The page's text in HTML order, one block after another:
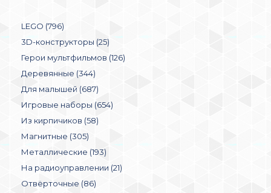
LEGO (796)
3D-конструкторы (25)
Герои мультфильмов (126)
Деревянные (344)
Для малышей (687)
Игровые наборы (654)
Из кирпичиков (58)
Магнитные (305)
Металлические (193)
На радиоуправлении (21)
Отвёрточные (86)